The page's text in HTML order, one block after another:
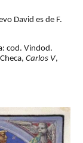
David es de F.
cod. Vindod.
Carlos V,